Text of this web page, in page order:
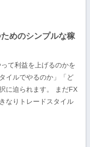
めのシンプルな稼
て利益を上げるのかを
イルでやるのか」「ど
に迫られます。 まだFX
なりトレードスタイル